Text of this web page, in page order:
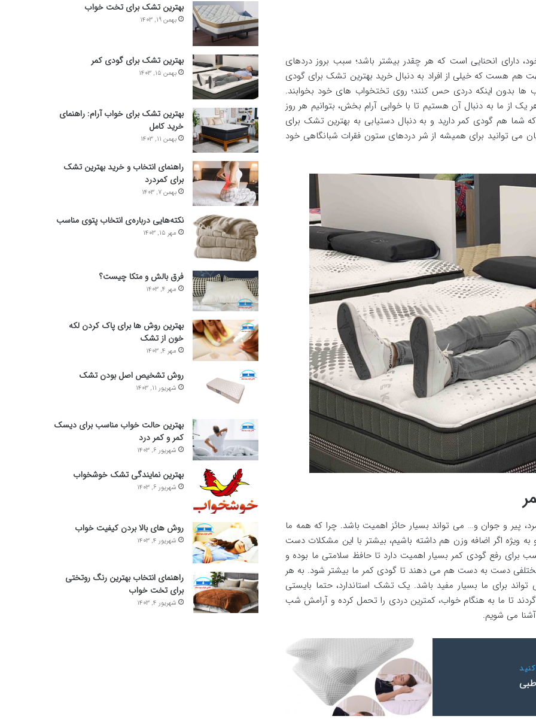
دارای انحنایی است که هر چقدر بیشتر باشد؛ سبب بروز دردهای
هست که خیلی از افراد به دنبال خرید بهترین تشک برای گودی
بدون اینکه دردی حس کنند؛ روی تختخواب های خود بخوابند.
از ما به دنبال آن هستیم تا با خوابی آرام بخش، بتوانیم هر روز
شما هم گودی کمر دارید و به دنبال دستیابی به بهترین تشک برای
می توانید برای همیشه از شر دردهای ستون فقرات شبانگاهی خود
پیر و جوان و… می تواند بسیار حائز اهمیت باشد. چرا که همه ما
ویژه اگر اضافه وزن هم داشته باشیم، بیشتر با این مشکلات دست
رفع گودی کمر بسیار اهمیت دارد تا حافظ سلامتی ما بوده و
دست به دست هم می دهند تا گودی کمر ما بیشتر شود. به هر
برای ما بسیار مفید باشد. یک تشک استاندارد، حتما بایستی
تا ما به هنگام خواب، کمترین دردی را تحمل کرده و آرامش شب
آشنا می شویم.
بهترین تشک برای تخت خواب
بهمن 19, 1403
بهترین تشک برای گودی کمر
بهمن 15, 1403
بهترین تشک برای خواب آرام: راهنمای
خرید کامل
بهمن 11, 1403
راهنمای انتخاب و خرید بهترین تشک
برای کمردرد
بهمن 7, 1403
نکته‌هایی درباره‌ی انتخاب پتوی مناسب
مهر 15, 1403
فرق بالش و متکا چیست؟
مهر 4, 1403
بهترین روش ها برای پاک کردن لکه
خون از تشک
مهر 4, 1403
روش تشخیص اصل بودن تشک
شهریور 11, 1403
بهترین حالت خواب مناسب برای دیسک
کمر و کمر درد
شهریور 6, 1403
بهترین نمایندگی تشک خوشخواب
شهریور 6, 1403
روش های بالا بردن کیفیت خواب
شهریور 4, 1403
راهنمای انتخاب بهترین رنگ روتختی
برای تخت خواب
شهریور 4, 1403